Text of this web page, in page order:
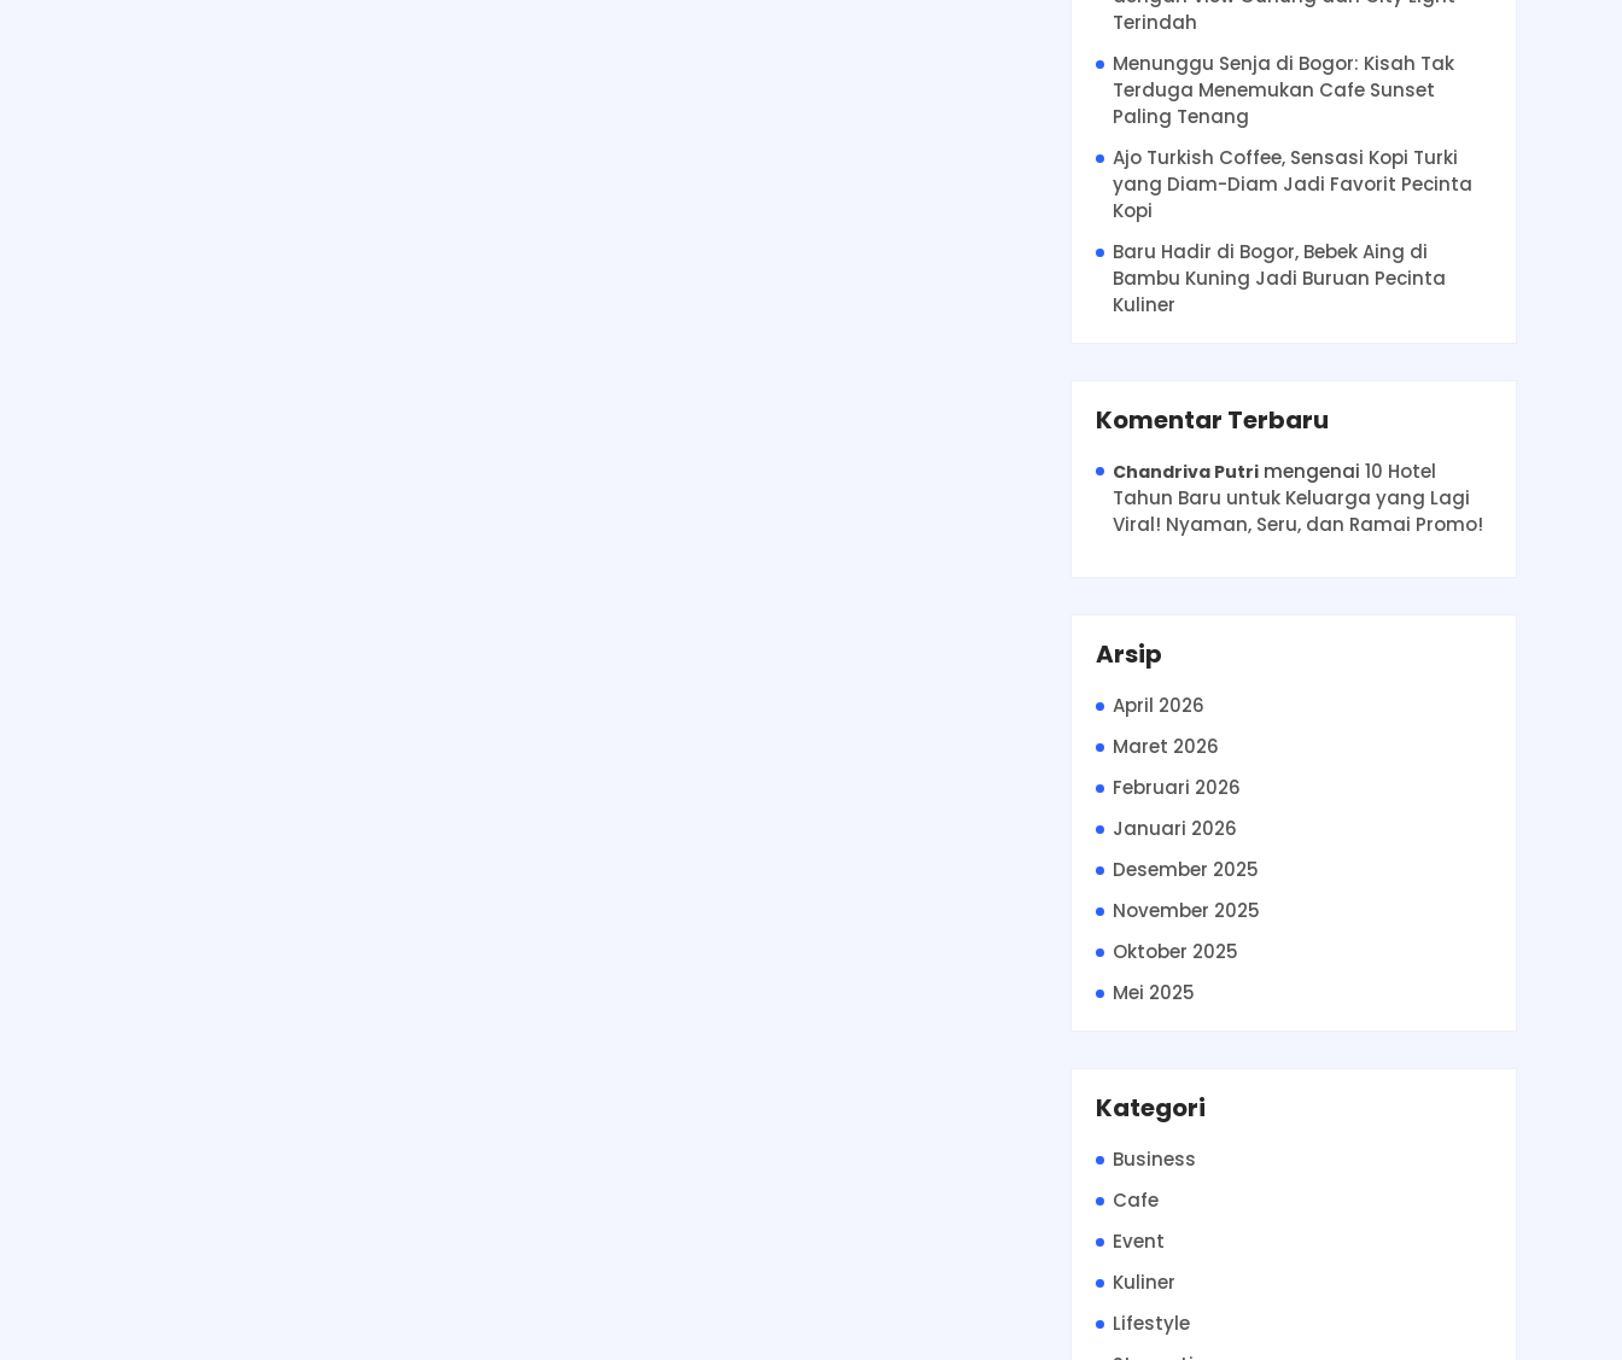
Terindah
Menunggu Senja di Bogor: Kisah Tak
Terduga Menemukan Cafe Sunset
Paling Tenang
Ajo Turkish Coffee, Sensasi Kopi Turki
yang Diam-Diam Jadi Favorit Pecinta
Kopi
Baru Hadir di Bogor, Bebek Aing di
Bambu Kuning Jadi Buruan Pecinta
Kuliner
Komentar Terbaru
Chandriva Putri mengenai 10 Hotel
Tahun Baru untuk Keluarga yang Lagi
Viral! Nyaman, Seru, dan Ramai Promo!
Arsip
April 2026
Maret 2026
Februari 2026
Januari 2026
Desember 2025
November 2025
Oktober 2025
Mei 2025
Kategori
Business
Cafe
Event
Kuliner
Lifestyle